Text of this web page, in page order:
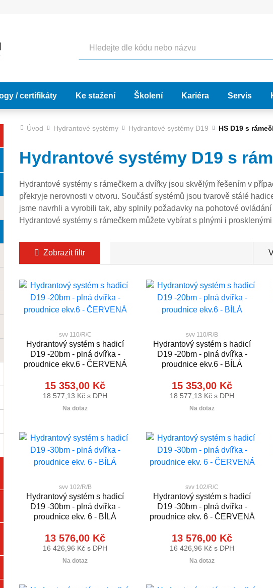
/ certifikáty Ke stažení Školení Kariéra Servis
Úvod Hydrantové systémy Hydrantové systémy D19 HS D19 s
Hydrantové systémy D19 s
Hydrantové systémy s rámečkem a dvířky jsou skvělým řešením v
překryje nerovnosti v otvoru. Součástí systémů jsou tvarově stálé
jsme navrhli a vyrobili tak, aby splnily požadavky na pohotové
Hydrantové systémy s rámečkem můžete vybírat s plnými i prosklenými
Zobrazit filtr
svv 110/R/C
Hydrantový systém s hadicí
D19 -20bm - plná dvířka -
proudnice ekv.6 - ČERVENÁ
15 353,00 Kč
18 577,13 Kč s DPH
Na dotaz
svv 110/R/B
Hydrantový systém s hadicí
D19 -20bm - plná dvířka -
proudnice ekv.6 - BÍLÁ
15 353,00 Kč
18 577,13 Kč s DPH
Na dotaz
svv 102/R/B
Hydrantový systém s hadicí
D19 -30bm - plná dvířka -
proudnice ekv. 6 - BÍLÁ
13 576,00 Kč
16 426,96 Kč s DPH
Na dotaz
svv 102/R/C
Hydrantový systém s hadicí
D19 -30bm - plná dvířka -
proudnice ekv. 6 - ČERVENÁ
13 576,00 Kč
16 426,96 Kč s DPH
Na dotaz